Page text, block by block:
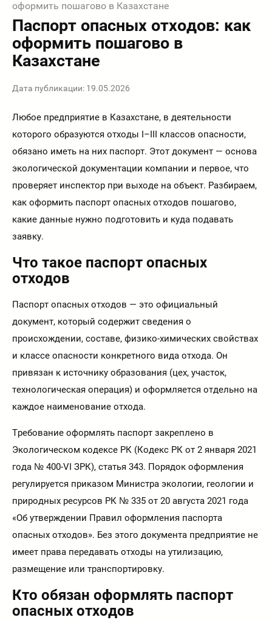
оформить пошагово в Казахстане
Паспорт опасных отходов: как
оформить пошагово в
Казахстане
Дата публикации: 19.05.2026
Любое предприятие в Казахстане, в деятельности
которого образуются отходы I–III классов опасности,
обязано иметь на них паспорт. Этот документ — основа
экологической документации компании и первое, что
проверяет инспектор при выходе на объект. Разбираем,
как оформить паспорт опасных отходов пошагово,
какие данные нужно подготовить и куда подавать
заявку.
Что такое паспорт опасных
отходов
Паспорт опасных отходов — это официальный
документ, который содержит сведения о
происхождении, составе, физико-химических свойствах
и классе опасности конкретного вида отхода. Он
привязан к источнику образования (цех, участок,
технологическая операция) и оформляется отдельно на
каждое наименование отхода.
Требование оформлять паспорт закреплено в
Экологическом кодексе РК (Кодекс РК от 2 января 2021
года № 400-VI ЗРК), статья 343. Порядок оформления
регулируется приказом Министра экологии, геологии и
природных ресурсов РК № 335 от 20 августа 2021 года
«Об утверждении Правил оформления паспорта
опасных отходов». Без этого документа предприятие не
имеет права передавать отходы на утилизацию,
размещение или транспортировку.
Кто обязан оформлять паспорт
опасных отходов